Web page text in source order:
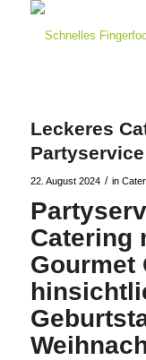
Leckeres
22. August 2024 / in
Catering
Gourmet